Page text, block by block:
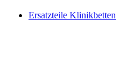
Ersatzteile Klinikbetten